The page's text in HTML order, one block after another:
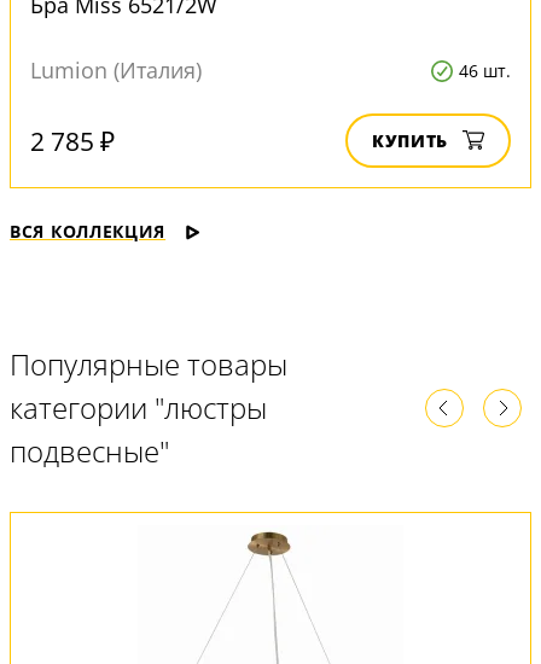
Lumion (Италия) 46 шт.
2 785 ₽ КУПИТЬ
ВСЯ КОЛЛЕКЦИЯ
Популярные товары
категории "люстры
подвесные"